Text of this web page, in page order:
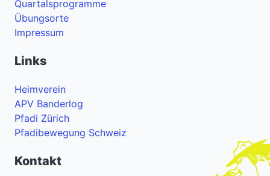
Quartalsprogramme
Übungsorte
Impressum
Links
Heimverein
APV Banderlog
Pfadi Zürich
Pfadibewegung Schweiz
Kontakt